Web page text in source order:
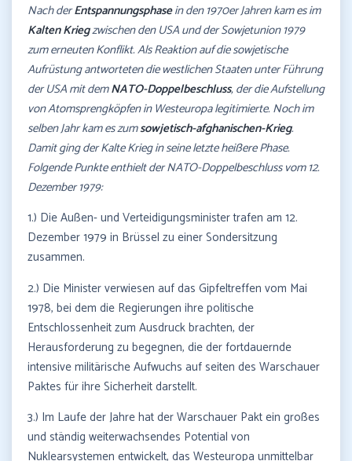
Nach derEntspannungsphasein den 1970er Jahren kam es im
Kalten Kriegzwischen den USA und der Sowjetunion 1979
zum erneuten Konflikt. Als Reaktion auf die sowjetische
Aufrüstung antworteten die westlichen Staaten unter Führung
der USA mit demNATO-Doppelbeschluss, der die Aufstellung
von Atomsprengköpfen in Westeuropa legitimierte. Noch im
selben Jahr kam es zumsowjetisch-afghanischen-Krieg.
Damit ging der Kalte Krieg in seine letzte heißere Phase.
Folgende Punkte enthielt der NATO-Doppelbeschluss vom 12.
Dezember 1979:
1.) Die Außen- und Verteidigungsminister trafen am 12.
Dezember 1979 in Brüssel zu einer Sondersitzung
zusammen.
2.) Die Minister verwiesen auf das Gipfeltreffen vom Mai
1978, bei dem die Regierungen ihre politische
Entschlossenheit zum Ausdruck brachten, der
Herausforderung zu begegnen, die der fortdauernde
intensive militärische Aufwuchs auf seiten des Warschauer
Paktes für ihre Sicherheit darstellt.
3.) Im Laufe der Jahre hat der Warschauer Pakt ein großes
und ständig weiterwachsendes Potential von
Nuklearsystemen entwickelt, das Westeuropa unmittelbar